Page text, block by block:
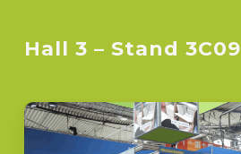
Hall 3 – Stand 3C09